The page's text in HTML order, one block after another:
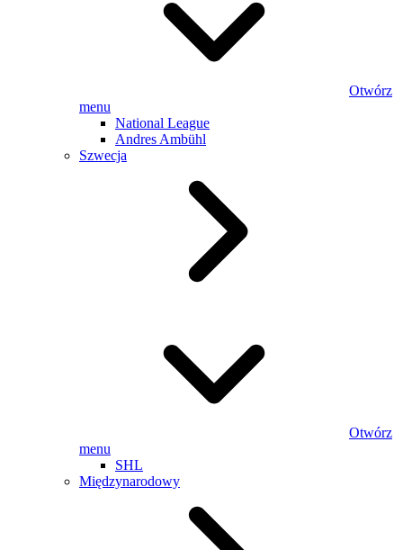
Otwórz
menu
National League
Andres Ambühl
Szwecja
Otwórz
menu
SHL
Międzynarodowy